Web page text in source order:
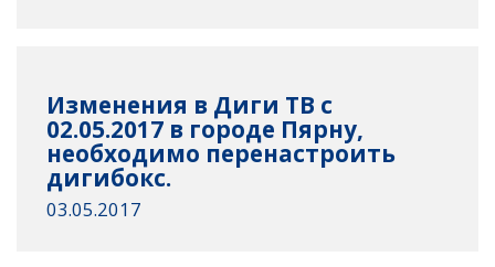
Изменения в Диги ТВ с
02.05.2017 в городе Пярну,
необходимо перенастроить
дигибокс.
03.05.2017